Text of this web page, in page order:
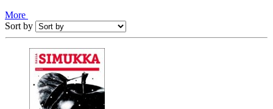
More
Sort by